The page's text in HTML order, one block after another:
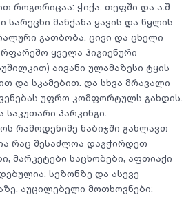
როგორიცაა: ჭიქა. თეფში და ა.შ
სარეცხი მანქანა ყავის და წყლის
გათბობა. ცივი და ცხელი
ყველა ჰიგიენური
აივანი ულამაზესი ტყის
და სკამებით. და სხვა მრავალი
უფრო კომფორტულს გახდის.
საკუთარი პარკინგი.
რამოდენიმე ნაბიჯში გახლავთ
რაც შესაძლოა დაგჭირდეთ
მარკეტები საცხობები, აფთიაქი
სეზონზე და ასევე
აუცილებელი მოთხოვნები: